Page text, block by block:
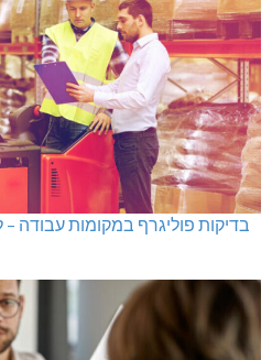
בדיקות פוליגרף במקומות עבודה